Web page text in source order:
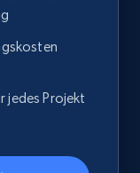
URL
jedes Projekt